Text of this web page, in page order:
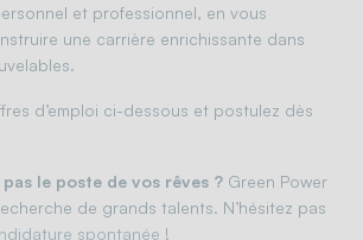
et professionnel, en vous
une carrière enrichissante dans
d’emploi ci-dessous et postulez dès
le poste de vos rêves ? Green Power
de grands talents. N’hésitez pas
spontanée !